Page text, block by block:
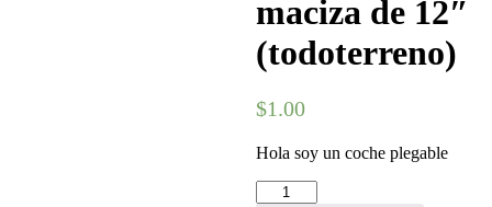
maciza de 12″
(todoterreno)
$1.00
Hola soy un coche plegable